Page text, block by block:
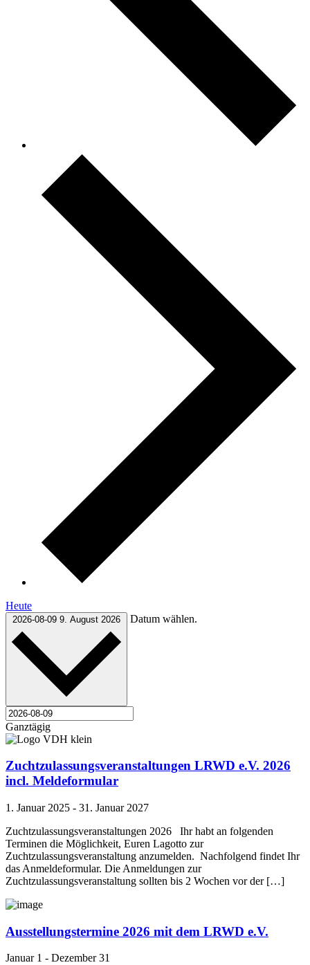
Heute
2026-08-09 9. August 2026 Datum wählen.
Ganztägig
Zuchtzulassungsveranstaltungen LRWD e.V. 2026
incl. Meldeformular
1. Januar 2025 - 31. Januar 2027
Zuchtzulassungsveranstaltungen 2026 Ihr habt an folgenden
Terminen die Möglichkeit, Euren Lagotto zur
Zuchtzulassungsveranstaltung anzumelden. Nachfolgend findet Ihr
das Anmeldeformular. Die Anmeldungen zur
Zuchtzulassungsveranstaltung sollten bis 2 Wochen vor der […]
Ausstellungstermine 2026 mit dem LRWD e.V.
Januar 1 - Dezember 31